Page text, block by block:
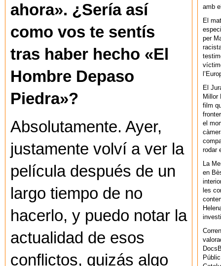
ahora». ¿Sería así
como vos te sentís
tras haber hecho «El
Hombre Depaso
Piedra»?
Absolutamente. Ayer,
justamente volví a ver la
película después de un
largo tiempo de no
hacerlo, y puedo notar la
actualidad de esos
conflictos, quizás algo
amb
El
per
El
Millor
film
el
rodar
La
en
les